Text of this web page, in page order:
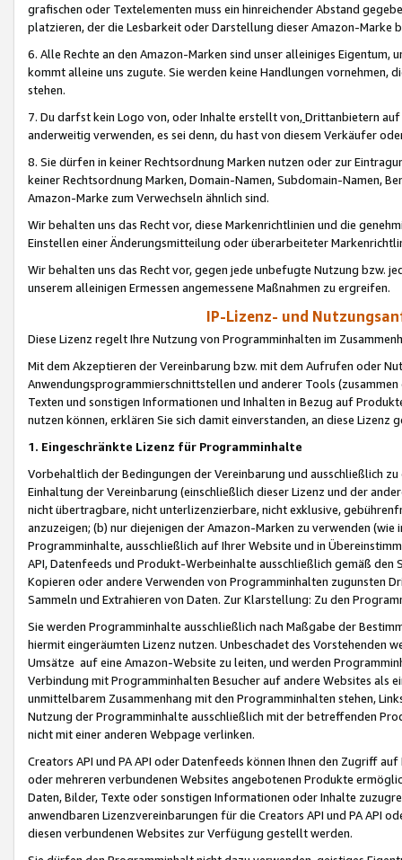
grafischen oder Textelementen muss ein hinreichender Abstand
platzieren, der die Lesbarkeit oder Darstellung dieser Amazon-Marke
6. Alle Rechte an den Amazon-Marken sind unser alleiniges
kommt alleine uns zugute. Sie werden keine Handlungen vornehmen,
stehen.
7. Du darfst kein Logo von, oder Inhalte erstellt von,Drittanbietern auf
anderweitig verwenden, es sei denn, du hast von diesem Verkäufer
8. Sie dürfen in keiner Rechtsordnung Marken nutzen oder zur
keiner Rechtsordnung Marken, Domain-Namen, Subdomain-Namen,
Amazon-Marke zum Verwechseln ähnlich sind.
Wir behalten uns das Recht vor, diese Markenrichtlinien und die
Einstellen einer Änderungsmitteilung oder überarbeiteter
Wir behalten uns das Recht vor, gegen jede unbefugte Nutzung bzw.
unserem alleinigen Ermessen angemessene Maßnahmen zu ergreifen.
IP-Lizenz- und
Diese Lizenz regelt Ihre Nutzung von Programminhalten im
Mit dem Akzeptieren der Vereinbarung bzw. mit dem Aufrufen oder
Anwendungsprogrammierschnittstellen und anderer Tools (zusammen
Texten und sonstigen Informationen und Inhalten in Bezug auf
nutzen können, erklären Sie sich damit einverstanden, an diese Lizenz
1. Eingeschränkte Lizenz für Programminhalte
Vorbehaltlich der Bedingungen der Vereinbarung und ausschließlich
Einhaltung der Vereinbarung (einschließlich dieser Lizenz und der
nicht übertragbare, nicht unterlizenzierbare, nicht exklusive,
anzuzeigen; (b) nur diejenigen der Amazon-Marken zu verwenden
Programminhalte, ausschließlich auf Ihrer Website und in
API, Datenfeeds und Produkt-Werbeinhalte ausschließlich gemäß
Kopieren oder andere Verwenden von Programminhalten zugunsten
Sammeln und Extrahieren von Daten. Zur Klarstellung: Zu den
Sie werden Programminhalte ausschließlich nach Maßgabe der
hiermit eingeräumten Lizenz nutzen. Unbeschadet des Vorstehenden
Umsätze auf eine Amazon-Website zu leiten, und werden
Verbindung mit Programminhalten Besucher auf andere Websites als
unmittelbarem Zusammenhang mit den Programminhalten stehen,
Nutzung der Programminhalte ausschließlich mit der betreffenden
nicht mit einer anderen Webpage verlinken.
Creators API und PA API oder Datenfeeds können Ihnen den Zugriff
oder mehreren verbundenen Websites angebotenen Produkte
Daten, Bilder, Texte oder sonstigen Informationen oder Inhalte
anwendbaren Lizenzvereinbarungen für die Creators API und PA API
diesen verbundenen Websites zur Verfügung gestellt werden.